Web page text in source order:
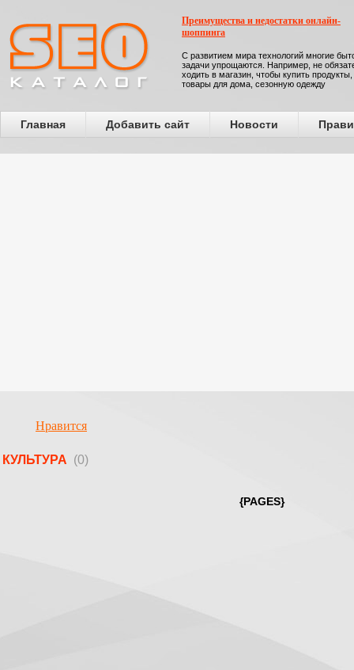
Преимущества и недостатки онлайн-
шоппинга
С развитием мира технологий многие
задачи упрощаются. Например, не
ходить в магазин, чтобы купить продукты,
товары для дома, сезонную одежду
Главная Добавить сайт Новости
Нравится
КУЛЬТУРА (0)
{PAGES}